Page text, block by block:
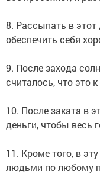
8. Рассыпать в этот
обеспечить себя
9. После захода
считалось, что это
10. После заката в
деньги, чтобы весь
11. Кроме того, в
людьми по любому